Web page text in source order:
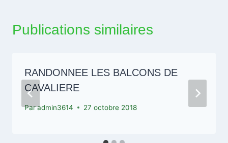
Publications similaires
RANDONNEE LES BALCONS DE
CAVALIERE
Paradmin3614 27 octobre 2018